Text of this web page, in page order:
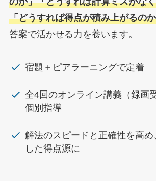
「どうすれば得点が積み上がるの
答案で活かせる力を養います。
宿題＋ピアラーニングで定着
全4回のオンライン講義（録画
個別指導
解法のスピードと正確性を高め
した得点源に